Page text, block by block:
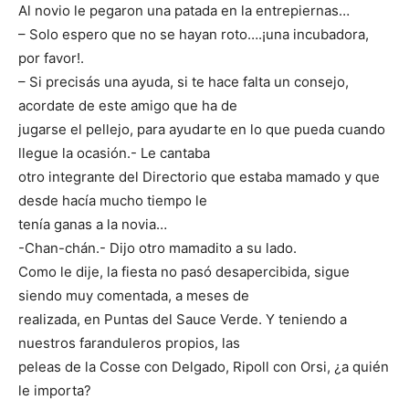
Al novio le pegaron una patada en la entrepiernas…
– Solo espero que no se hayan roto….¡una incubadora,
por favor!.
– Si precisás una ayuda, si te hace falta un consejo,
acordate de este amigo que ha de
jugarse el pellejo, para ayudarte en lo que pueda cuando
llegue la ocasión.- Le cantaba
otro integrante del Directorio que estaba mamado y que
desde hacía mucho tiempo le
tenía ganas a la novia…
-Chan-chán.- Dijo otro mamadito a su lado.
Como le dije, la fiesta no pasó desapercibida, sigue
siendo muy comentada, a meses de
realizada, en Puntas del Sauce Verde. Y teniendo a
nuestros faranduleros propios, las
peleas de la Cosse con Delgado, Ripoll con Orsi, ¿a quién
le importa?